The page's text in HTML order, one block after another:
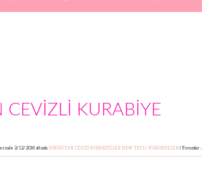
CEVİZLİ KURABİYE
2/12/2016 altında HİNDİSTAN CEVİZİ KURABİYELER NEW TATLI KURABİYELER | Yorumlar